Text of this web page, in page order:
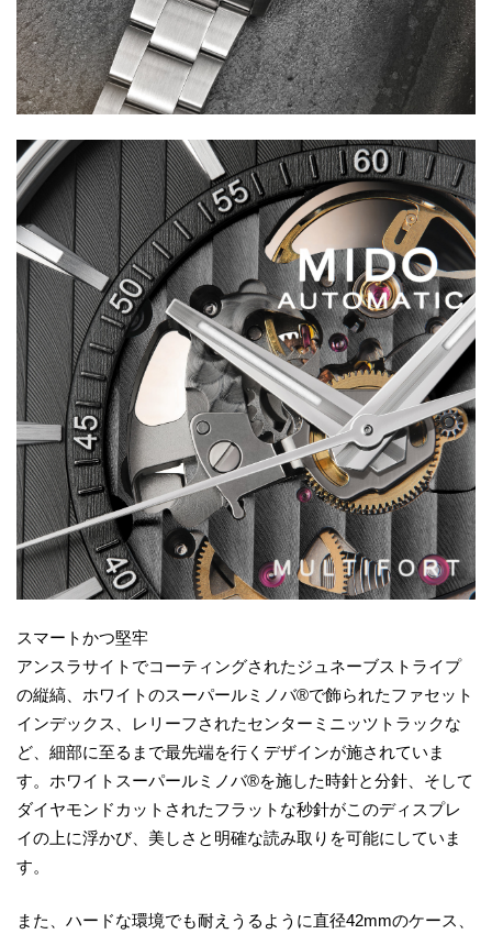
スマートかつ堅牢
アンスラサイトでコーティングされたジュネーブストライプ
の縦縞、ホワイトのスーパールミノバ®で飾られたファセット
インデックス、レリーフされたセンターミニッツトラックな
ど、細部に至るまで最先端を行くデザインが施されていま
す。ホワイトスーパールミノバ®を施した時針と分針、そして
ダイヤモンドカットされたフラットな秒針がこのディスプレ
イの上に浮かび、美しさと明確な読み取りを可能にしていま
す。
また、ハードな環境でも耐えうるように直径42mmのケース、